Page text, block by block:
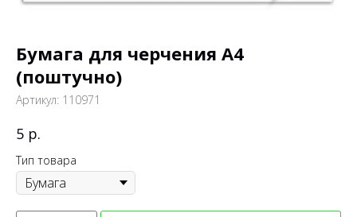
Бумага для черчения А4
(поштучно)
Артикул: 110971
5 р.
Тип товара